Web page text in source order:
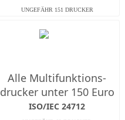
Alle Multifunktions­
drucker unter 150 Euro
ISO/IEC 24712